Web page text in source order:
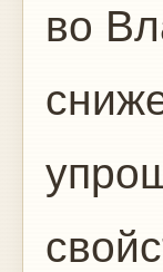
во